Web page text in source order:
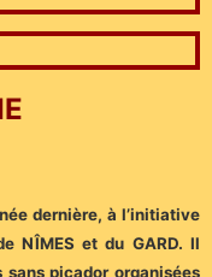
dernière, à l’initiative
NÎMES et du GARD. Il
sans picador organisées